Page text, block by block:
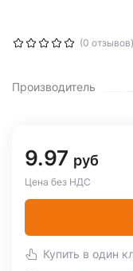
(0 отзывов)
Производитель
9.97 руб
Цена без НДС
Купить в один